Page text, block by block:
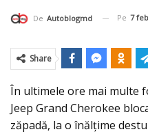
De Autoblogmd Pe 7
Share
În ultimele ore mai multe
Jeep Grand Cherokee
zăpadă, la o înălţime